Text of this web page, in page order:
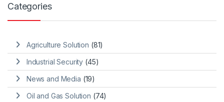
Categories
Agriculture Solution (81)
Industrial Security (45)
News and Media (19)
Oil and Gas Solution (74)